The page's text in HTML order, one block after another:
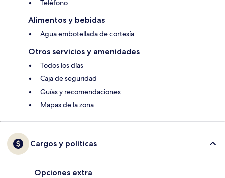
Teléfono
Alimentos y bebidas
Agua embotellada de cortesía
Otros servicios y amenidades
Todos los días
Caja de seguridad
Guías y recomendaciones
Mapas de la zona
Cargos y políticas
Opciones extra